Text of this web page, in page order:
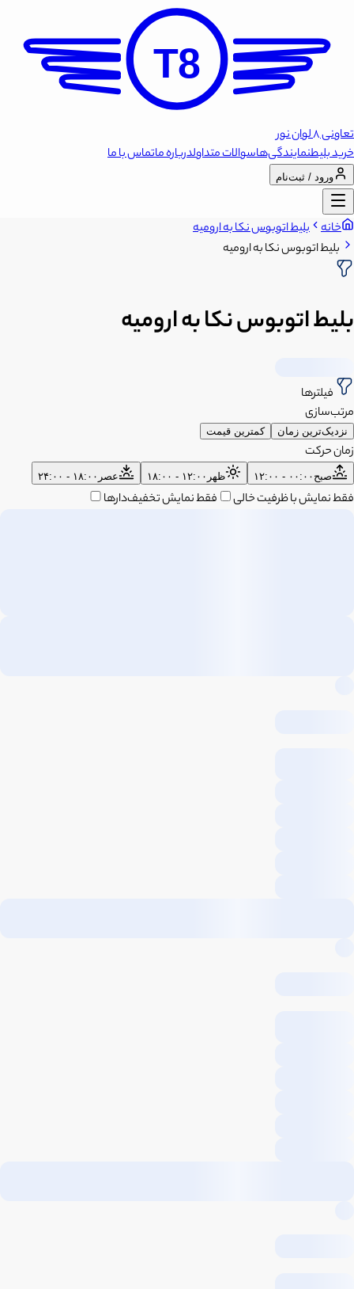
T8
تعاونی 8 لوان نور
خرید بلیطنمایندگی‌هاسوالات متداولدرباره ماتماس با ما
ورود / ثبت‌نام
خانه بلیط اتوبوس نکا به ارومیه
بلیط اتوبوس نکا به ارومیه
بلیط اتوبوس نکا به ارومیه
فیلترها
مرتب‌سازی
نزدیک‌ترین زمان کمترین قیمت
زمان حرکت
صبح ۰۰:۰۰ - ۱۲:۰۰ ظهر ۱۲:۰۰ - ۱۸:۰۰ عصر ۱۸:۰۰ - ۲۴:۰۰
فقط نمایش با ظرفیت خالی فقط نمایش تخفیف‌دارها